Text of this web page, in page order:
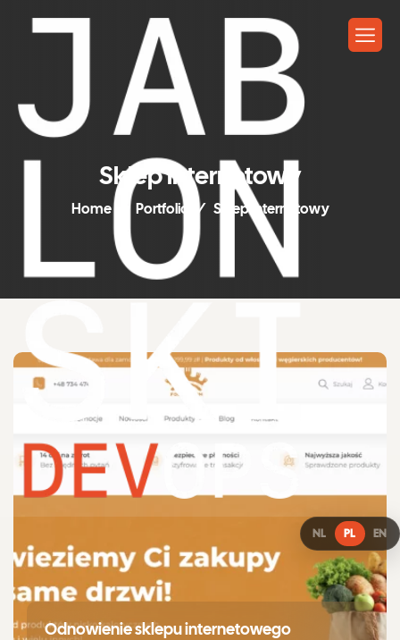
NL PL EN
Sklep internetowy
Home Portfolio Sklep internetowy
Odnowienie sklepu internetowego